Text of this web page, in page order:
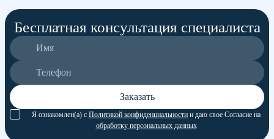
Бесплатная консультация специалиста
Заказать
Я ознакомлен(а) с Политикой конфиденциальности и даю свое Согласие на
обработку персональных данных